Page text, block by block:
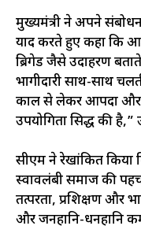
मुख्यमंत्री ने अपने
याद करते हुए कहा कि
ब्रिगेड जैसे उदाहरण
भागीदारी साथ-साथ
काल से लेकर आपदा और
उपयोगिता सिद्ध की है,”
सीएम ने रेखांकित किया
स्वावलंबी समाज की
तत्परता, प्रशिक्षण और
और जनहानि-धनहानि